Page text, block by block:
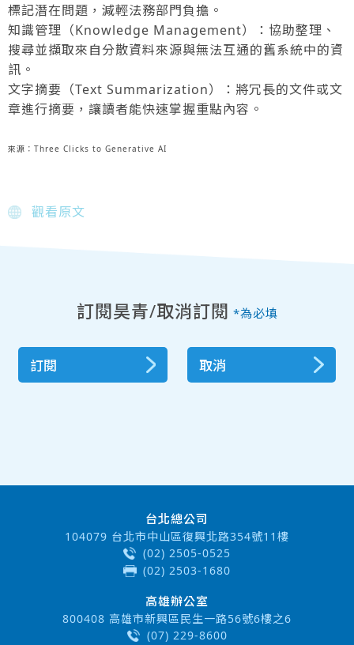
標記潛在問題，減輕法務部門負擔。
知識管理（Knowledge Management）：協助整理、
搜尋並擷取來自分散資料來源與無法互通的舊系統中的資
訊。
文字摘要（Text Summarization）：將冗長的文件或文
章進行摘要，讓讀者能快速掌握重點內容。
來源：Three Clicks to Generative AI
觀看原文
訂閱昊青/取消訂閱 *為必填
訂閱 取消
台北總公司
104079 台北市中山區復興北路354號11樓
(02) 2505-0525
(02) 2503-1680
高雄辦公室
800408 高雄市新興區民生一路56號6樓之6
(07) 229-8600